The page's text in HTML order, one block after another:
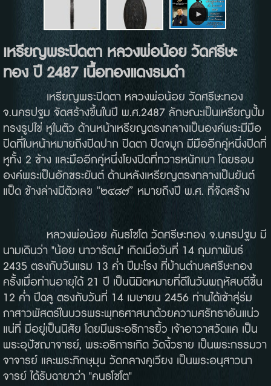
เหรียญพระปิดตาหลวงพ่อน้อยวัดศรีษะ
ทองปี2487เนื้อทองแดงรมดำ
เหรียญพระปิดตา หลวงพ่อน้อย วัดศรีษะทอง
จ.นครปฐม จัดสร้างขึ้นในปี พ.ศ.2487 ลักษณะเป็นเหรียญปั้ม
ทรงรูปไข่ หูในตัว ด้านหน้าเหรียญตรงกลางเป็นองค์พระมีมือ
ปิดที่ใบหน้าหมายถึงปิดปาก ปิดตา ปิดจมูก มีมืออีกคู่หนึ่งปิดที่
หูทั้ง 2 ข้าง และมืออีกคู่หนึ่งโยงปิดที่ทวารหนักเบา โดยรอบ
องค์พระเป็นอักขระยันต์ ด้านหลังเหรียญตรงกลางเป็นยันต์
แป็ด ข้างล่างมีตัวเลข “๒๔๘๗” หมายถึงปี พ.ศ. ที่จัดสร้าง
หลวงพ่อน้อย คันธโชโต วัดศรีษะทอง จ.นครปฐม มี
นามเดินว่า "น้อย นาวารัตน์" เกิดเมื่อวันที่ 14 กุมภาพันธ์
2435 ตรงกับวันแรม 13 ค่ำ ปีมะโรง ที่บ้านตำบลศรีษะทอง
ครั้งเมื่อท่านอายุได้ 21 ปี เป็นนิมิตหมายที่ดีในวันพฤหัสบดีขึ้น
12 ค่ำ ปีฉลู ตรงกับวันที่ 14 เมษายน 2456 ท่านได้เข้าสู่ร่ม
กาสาวพัสตร์ในบวรพระพุทธศาสนาด้วยความศรัทธาอันแน่ว
แน่ที่ มีอยู่เป็นนิสัย โดยมีพระอธิการยิ้ว เจ้าอาวาสวัดแค เป็น
พระอุปัชฌาจารย์, พระอธิการเกิด วัดงิ้วราย เป็นพระกรรมวา
จาจารย์ และพระภิกษุมุน วัดกลางคูเวียง เป็นพระอนุสาวนา
จารย์ ได้รับฉายาว่า "คนธโชโต"